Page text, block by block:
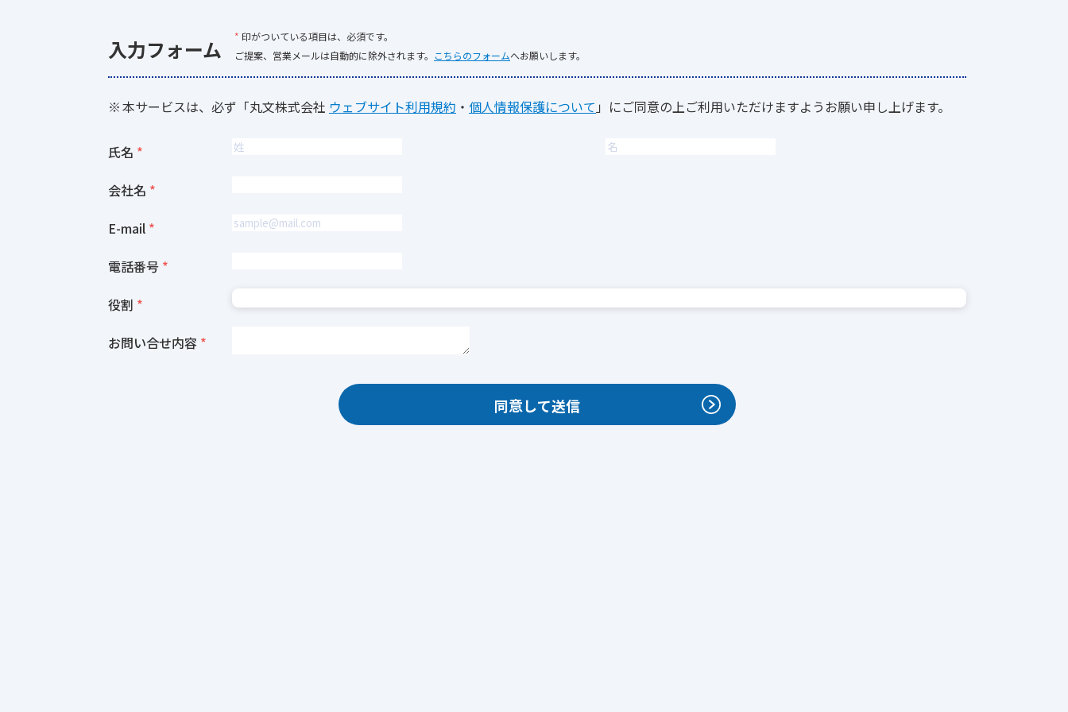
入力フォーム * 印がついている項目は、必須です。
ご提案、営業メールは自動的に除外されます。 こちらのフォームへお願いします。
本サービスは、必ず「丸文株式会社 ウェブサイト利用規約 ・ 個人情報保護について 」にご同意の上ご利用いただけますようお願い申し上げます。
氏名
会社名
E-mail
電話番号
役割
お問い合せ内容